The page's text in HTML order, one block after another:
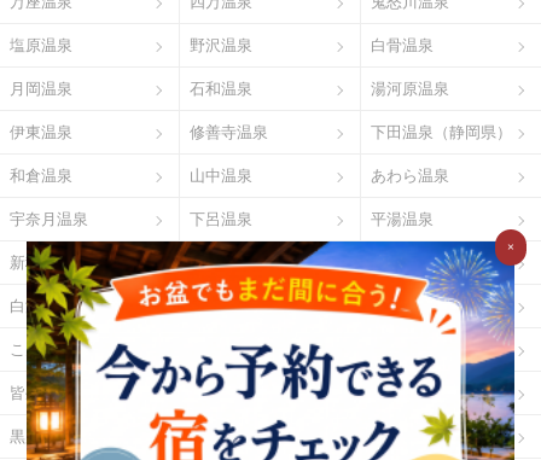
塩原温泉 野沢温泉 白骨温泉
月岡温泉 石和温泉 湯河原温泉
伊東温泉 修善寺温泉 下田温泉（静岡県）
和倉温泉 山中温泉 あわら温泉
宇奈月温泉 下呂温泉 平湯温泉
新穂高温泉 城崎温泉 有馬温泉
白浜温泉 勝浦温泉 道後温泉
こんぴら温泉 三朝温泉
皆生温泉 湯原温泉 別府温泉
黒川温泉 霧島温泉 酸ヶ湯温泉
×